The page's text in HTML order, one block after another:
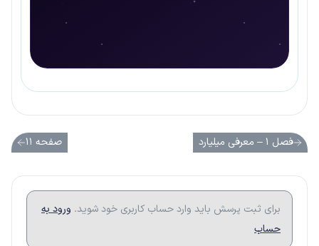
فصل ۱ – معرفی میلیارد صفحه ۱۱
برای ثبت پرسش باید وارد حساب کاربری خود شوید. ورود به
حساب